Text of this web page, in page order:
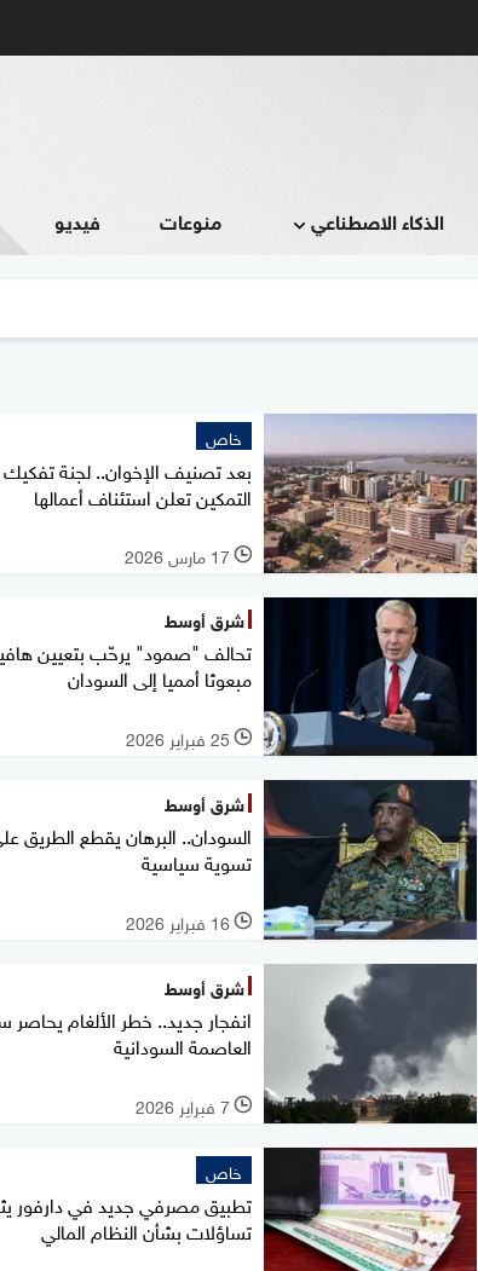
الذكاء الاصطناعي منوعات فيديو
خاص
بعد تصنيف الإخوان.. لجنة تفكيك
التمكين تعلن استئناف أعمالها
l 17 مارس 2026
شرق أوسط
تحالف "صمود" يرحّب بتعيين
مبعوثا أمميا إلى السودان
l 25 فبراير 2026
شرق أوسط
السودان.. البرهان يقطع الطريق
تسوية سياسية
l 16 فبراير 2026
شرق أوسط
انفجار جديد.. خطر الألغام يحاصر
العاصمة السودانية
l 7 فبراير 2026
خاص
تطبيق مصرفي جديد في دارفور
تساؤلات بشأن النظام المالي